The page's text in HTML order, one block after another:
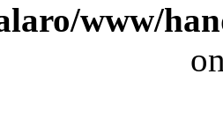
www/